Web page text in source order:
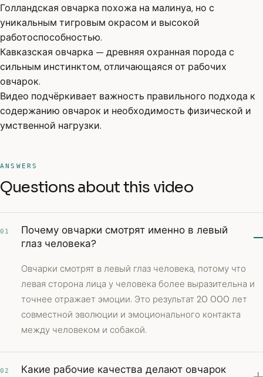
Голландская овчарка похожа на малинуа, но с
уникальным тигровым окрасом и высокой
работоспособностью.
Кавказская овчарка — древняя охранная порода с
сильным инстинктом, отличающаяся от рабочих
овчарок.
Видео подчёркивает важность правильного подхода к
содержанию овчарок и необходимость физической и
умственной нагрузки.
ANSWERS
Questions about this video
01
Почему овчарки смотрят именно в левый
глаз человека?
Овчарки смотрят в левый глаз человека, потому что
левая сторона лица у человека более выразительна и
точнее отражает эмоции. Это результат 20 000 лет
совместной эволюции и эмоционального контакта
между человеком и собакой.
02
Какие рабочие качества делают овчарок